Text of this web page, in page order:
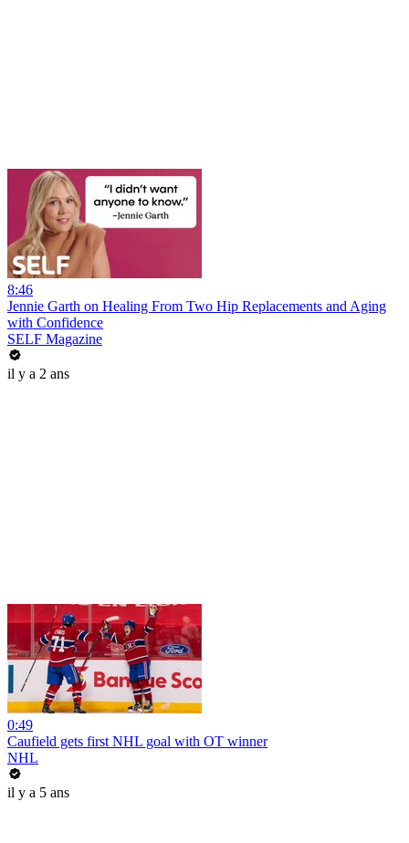
8:46
Jennie Garth on Healing From Two Hip Replacements and Aging
with Confidence
SELF Magazine
il y a 2 ans
0:49
Caufield gets first NHL goal with OT winner
NHL
il y a 5 ans